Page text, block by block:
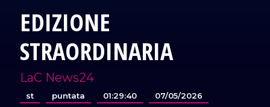
EDIZIONE
STRAORDINARIA
LaC News24
st puntata 01:29:40 07/05/2026